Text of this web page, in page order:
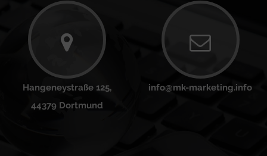
Hangeneystraße 125,
44379 Dortmund
info@mk-marketing.info